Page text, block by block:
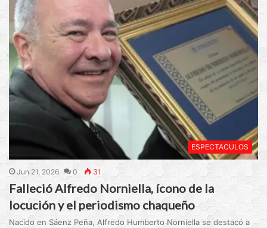
ESPECTACULOS
Jun 21, 2026 0 31
Falleció Alfredo Norniella, ícono de la
locución y el periodismo chaqueño
Nacido en Sáenz Peña, Alfredo Humberto Norniella se destacó a